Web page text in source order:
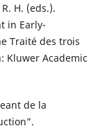
H. (eds.).
in Early-
Traité des trois
Kluwer Academic
de la